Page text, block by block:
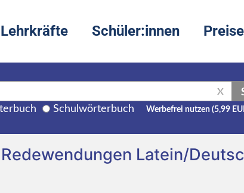
Lehrkräfte Schüler:innen Preise
X
Schulwörterbuch Werbefrei nutzen (5,99
Latein/